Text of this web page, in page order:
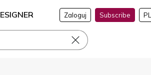
Zaloguj Subscribe PL